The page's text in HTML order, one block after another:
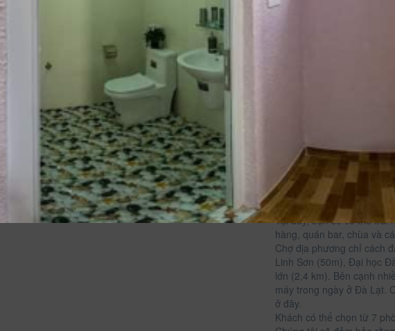
Xem thông tin phòng
Thông Tin Chi Tiết Của CSLT Đức Anh
Mô tả
CSLT Đức Anh tọa lạc
nghiệm không giống như
DucAnh Homestay, nằm ở
tĩnh, địa phương với một
Tại đây, bạn sẽ có thể trải
hàng, quán bar, chùa và
Chợ địa phương chỉ cách
Linh Sơn (50m), Đại học
lớn (2,4 km). Bên cạnh
máy trong ngày ở Đà Lạt.
ở đây.
Khách có thể chọn từ 7